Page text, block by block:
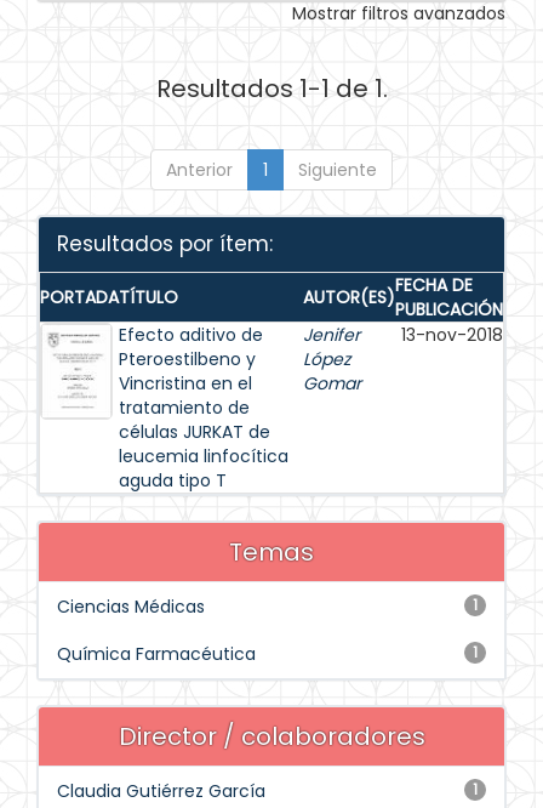
Mostrar filtros avanzados
Resultados 1-1 de 1.
Anterior 1 Siguiente
Resultados por ítem:
PORTADATÍTULO AUTOR(ES)FECHA DE
PUBLICACIÓN
Efecto aditivo de
Pteroestilbeno y
Vincristina en el
tratamiento de
células JURKAT de
leucemia linfocítica
aguda tipo T
Jenifer
López
Gomar
13-nov-2018
Temas
1
Ciencias Médicas
1
Química Farmacéutica
Director / colaboradores
1
Claudia Gutiérrez García